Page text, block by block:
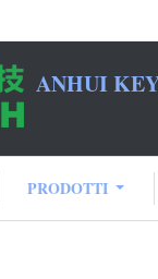
ANHUI
PRODOTTI